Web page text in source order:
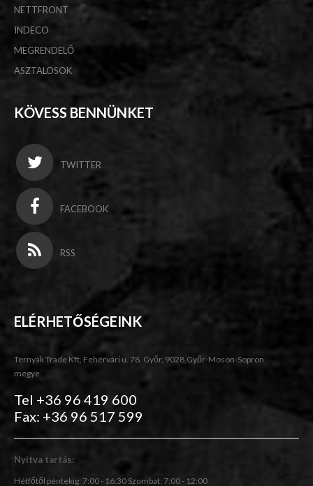
NETTFRONT
INDECO
MEGRENDELŐ
ASZTALOSOK
KÖVESS BENNÜNKET
TWITTER
FACEBOOK
RSS
ELÉRHETŐSÉGEINK
Ternyák Trade Kft, Fehérvári u. 78. Győr, 9028,Győr-Moson-Sopron
megye
Tel +36 96 419 600
Fax: +36 96 517 599
Nyitva tartás:
Hétfőtől péntekig: 7:00 - 16:30 Szombat: 7:00 - 12:00